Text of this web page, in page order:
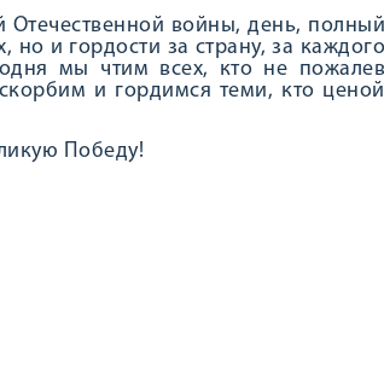
войны, день, полный
и гордости за страну, за каждого
мы чтим всех, кто не пожалев
и гордимся теми, кто ценой
Победу!